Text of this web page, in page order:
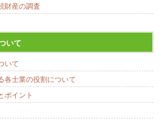
財産の調査
いて
いて
各士業の役割について
ポイント